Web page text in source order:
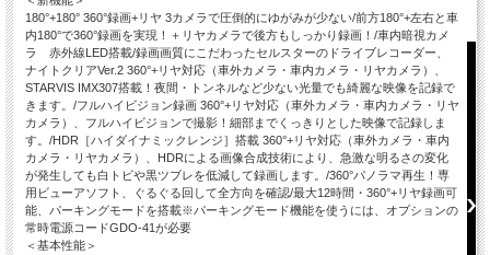
180°+180° 360°録画+リヤ 3カメラで圧倒的にゆがみが少ない/前方180°+左右と車
内180°で360°録画を実現！＋リヤカメラで後方もしっかり録画！/車内暗視カメ
ラ 赤外線LED搭載/録画画質にこだわったセルスターのドライブレコーダー、
ナイトクリアVer.2 360°+リヤ対応（車外カメラ・車内カメラ・リヤカメラ）、
STARVIS IMX307搭載！夜間・トンネルなど少ない光量でも綺麗な映像を記録で
きます。/フルハイビジョン録画 360°+リヤ対応（車外カメラ・車内カメラ・リヤ
カメラ）、フルハイビジョンで撮影！細部までくっきりとした映像で記録しま
す。/HDR［ハイダイナミックレンジ］搭載 360°+リヤ対応（車外カメラ・車内
カメラ・リヤカメラ）、HDRによる画像合成技術により、急激な明るさの変化
が発生しても白トビや黒ツブレを低減して録画します。/360°パノラマ再生！専
用ビューアソフト、ぐるぐる回して全方向を確認/最大12時間・360°+リヤ録画可
能、パーキングモードを搭載※パーキングモード機能を使うには、オプションの
常時電源コードGDO-41が必要
＜基本性能＞